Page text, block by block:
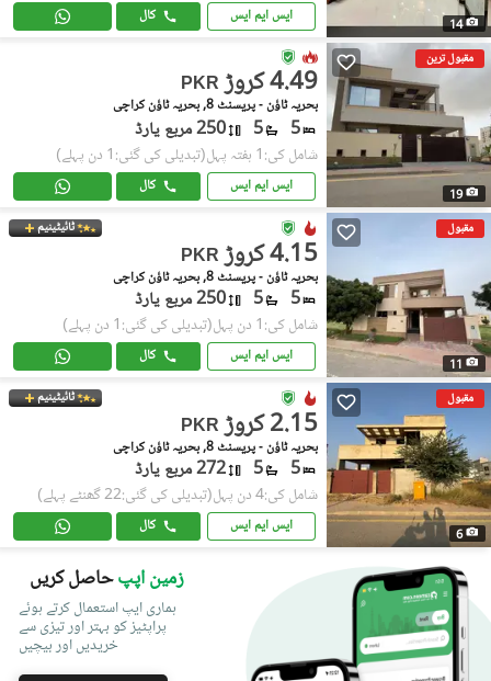
14 ایس ایم ایس کال
مقبول ترین
19
PKR 4.49 کروڑ
بحریہ ٹاؤن - پریسنٹ 8, بحریہ ٹاؤن کراچی
5
5 250 مربع یارڈ
شامل کی:1 ہفتہ پہل (تبدیلی کی گئی:1 دن پہلے)
ایس ایم ایس کال
مقبول
11
ٹائیٹینیم
PKR 4.15 کروڑ
بحریہ ٹاؤن - پریسنٹ 8, بحریہ ٹاؤن کراچی
5
5 250 مربع یارڈ
شامل کی:1 دن پہل (تبدیلی کی گئی:1 دن پہلے)
ایس ایم ایس کال
مقبول
6
ٹائیٹینیم
PKR 2.15 کروڑ
بحریہ ٹاؤن - پریسنٹ 8, بحریہ ٹاؤن کراچی
5
5 272 مربع یارڈ
شامل کی:4 دن پہل (تبدیلی کی گئی:22 گھنٹے پہلے)
ایس ایم ایس کال
زمین اپپحاصل کریں
ہماری ایپ استعمال کرتے ہوئے
پراپٹیز کو بہتر اور تیزی سے
خریدیں اور بیچیں